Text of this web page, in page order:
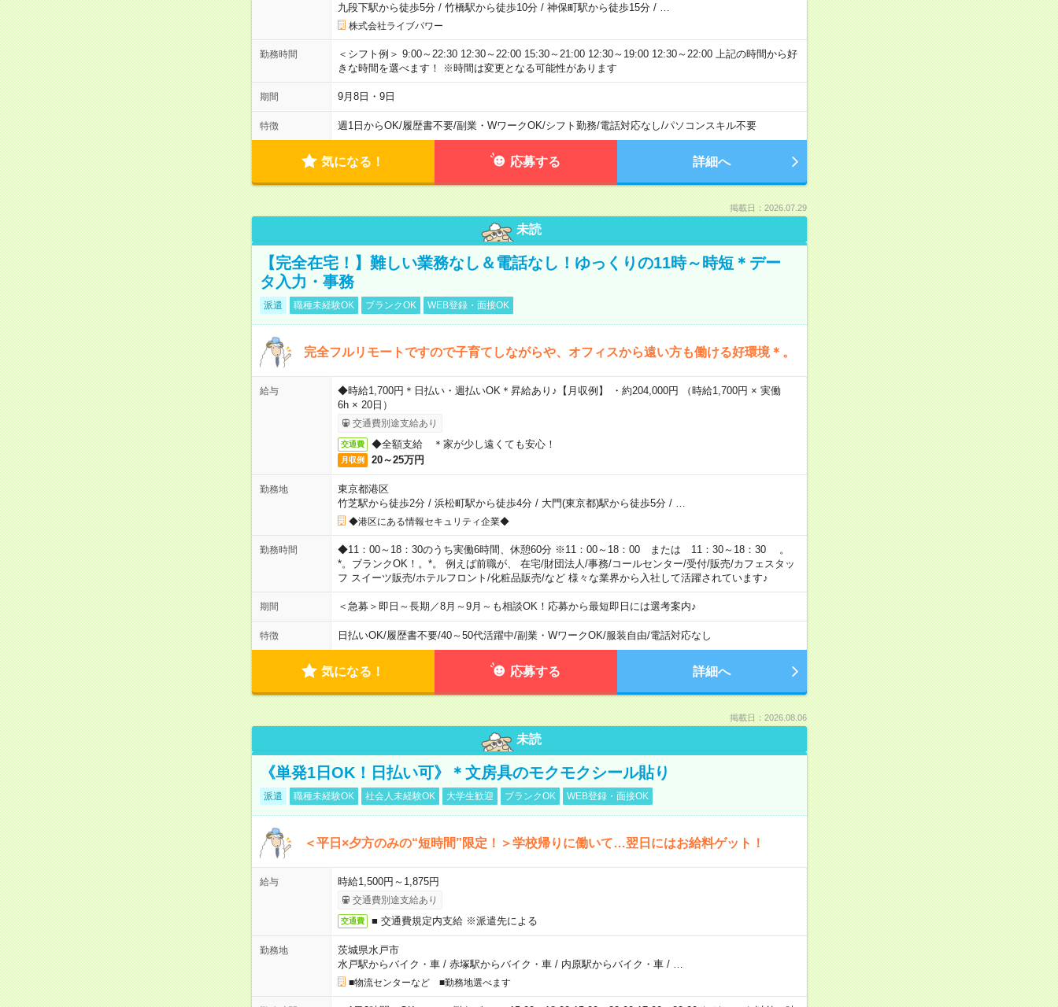
九段下駅から徒歩5分/ 竹橋駅から徒歩10分/ 神保町駅から徒歩15分/
株式会社ライブパワー
勤務時間
＜シフト例＞ 9:00～22:30 12:30～22:00 15:30～21:00 12:30～19:00 12:30～22:00 上記の時間から好
きな時間を選べます！ ※時間は変更となる可能性があります
期間 9月8日・9日
特徴 週1日からOK/履歴書不要/副業・WワークOK/シフト勤務/電話対応なし/パソコンスキル不要
気になる！ 応募する 詳細へ
掲載日：2026.07.29
未読
【完全在宅！】難しい業務なし＆電話なし！ゆっくりの11時～時短＊デー
タ入力・事務
派遣 職種未経験OK ブランクOK WEB登録・面接OK
完全フルリモートですので子育てしながらや、オフィスから遠い方も働ける好環境＊。
給与
◆時給1,700円＊日払い・週払いOK＊昇給あり♪【月収例】 ・約204,000円 （時給1,700円 × 実働
6h × 20日）
交通費別途支給あり
交通費 ◆全額支給 ＊家が少し遠くても安心！
月収例 20～25万円
勤務地
東京都港区
竹芝駅から徒歩2分/ 浜松町駅から徒歩4分/ 大門(東京都)駅から徒歩5分/
◆港区にある情報セキュリティ企業◆
勤務時間
◆11：00～18：30のうち実働6時間、休憩60分 ※11：00～18：00 または 11：30～18：30 。
*。ブランクOK！。*。 例えば前職が、 在宅/財団法人/事務/コールセンター/受付/販売/カフェスタッ
フ スイーツ販売/ホテルフロント/化粧品販売/など 様々な業界から入社して活躍されています♪
期間 ＜急募＞即日～長期／8月～9月～も相談OK！応募から最短即日には選考案内♪
特徴 日払いOK/履歴書不要/40～50代活躍中/副業・WワークOK/服装自由/電話対応なし
気になる！ 応募する 詳細へ
掲載日：2026.08.06
未読
《単発1日OK！日払い可》＊文房具のモクモクシール貼り
派遣 職種未経験OK 社会人未経験OK 大学生歓迎 ブランクOK WEB登録・面接OK
＜平日×夕方のみの“短時間”限定！＞学校帰りに働いて…翌日にはお給料ゲット！
給与 時給1,500円～1,875円
交通費別途支給あり
交通費 ■ 交通費規定内支給 ※派遣先による
勤務地
茨城県水戸市
水戸駅からバイク・車/ 赤塚駅からバイク・車/ 内原駅からバイク・車/
■物流センターなど ■勤務地選べます